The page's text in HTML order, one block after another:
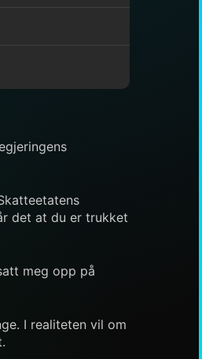
det at du er trukket
meg opp på
I realiteten vil om